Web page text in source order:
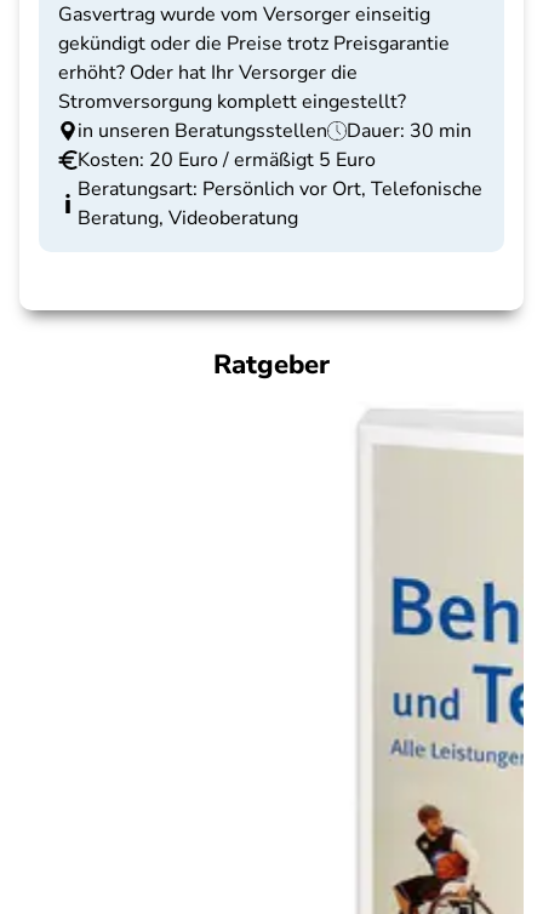
Gasvertrag wurde vom Versorger einseitig
gekündigt oder die Preise trotz Preisgarantie
erhöht? Oder hat Ihr Versorger die
Stromversorgung komplett eingestellt?
in unseren Beratungsstellen
Dauer: 30 min
Kosten: 20 Euro / ermäßigt 5 Euro
Beratungsart: Persönlich vor Ort, Telefonische
Beratung, Videoberatung
Ratgeber